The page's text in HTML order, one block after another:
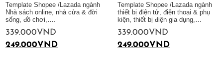
Template Shopee /Lazada ngành
Nhà sách online, nhà cửa & đời
sống, đồ chơi,….
339.000VND
249.000VND
Template Shopee /Lazada ngành
thiết bị điện tử, điện thoại & phụ
kiện, thiết bị điện gia dụng,…
339.000VND
249.000VND